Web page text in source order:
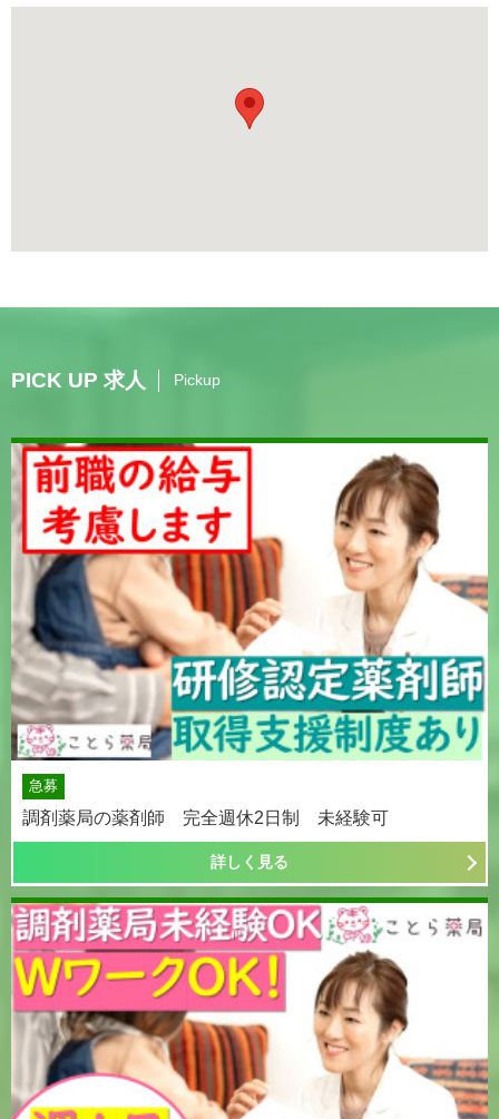
PICK UP 求人 Pickup
急募
調剤薬局の薬剤師 完全週休2日制 未経験可
詳しく見る